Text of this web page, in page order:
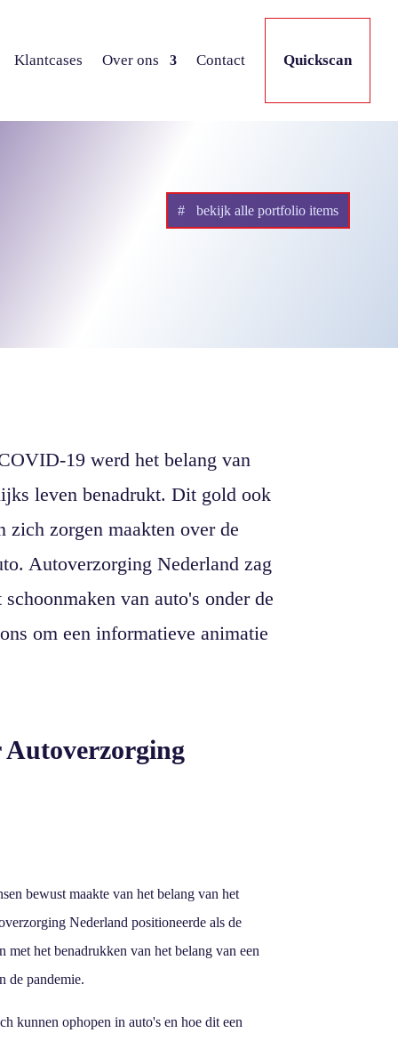
Klantcases Over ons Contact Quickscan
bekijk alle portfolio items
19 werd het belang van
leven benadrukt. Dit gold ook
zich zorgen maakten over de
Autoverzorging Nederland zag
van auto's onder de
om een informatieve animatie
bewust maakte van het belang van het
Nederland positioneerde als de
het benadrukken van het belang van een
de pandemie.
kunnen ophopen in auto's en hoe dit een